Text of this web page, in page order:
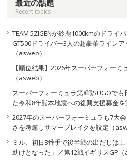
最近の話題
Recent topics
TEAM 5ZIGENが鈴鹿1000kmのドライ
GT500ドライバー3人の超豪華ライン
（asweb）
【順位結果】2026年スーパーフォーミ
（asweb）
スーパーフォーミュラ第8戦SUGOで
た令和8年熊本地震への復興支援募金を
2027年のスーパーフォーミュラも7大
さを考慮しサマーブレイクを設定（
ミル、初日8番手で後半戦の出だしは
助けとなった」／第12戦イギリスGP（